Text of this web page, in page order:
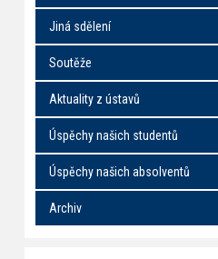
Jiná sdělení
Soutěže
Aktuality z ústavů
Úspěchy našich studentů
Úspěchy našich absolventů
Archiv